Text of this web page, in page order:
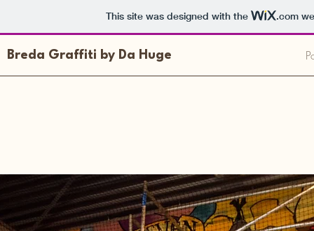
This site was designed with the .com
Breda Graffiti by Da Huge